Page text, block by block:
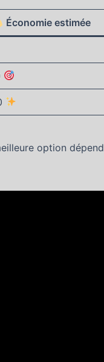
Économie estimée
option dépend